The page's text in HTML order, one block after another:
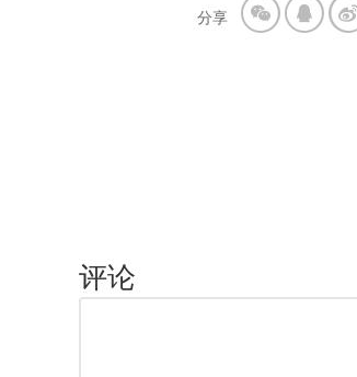
分享
评论